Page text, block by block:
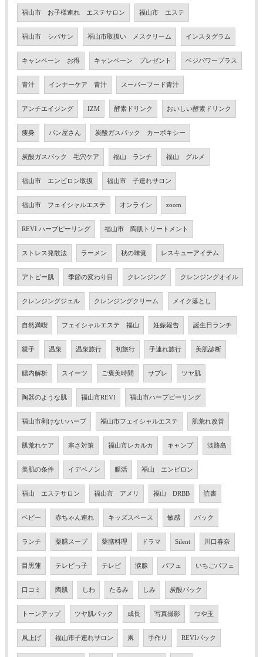
福山市 お子様連れ エステサロン 福山市 エステ
福山市 シバサン 福山市取扱い メスクリーム インスタグラム
キャンペーン お得 キャンペーン プレゼント ベジパワープラス
青汁 インナーケア 青汁 スーパーフード青汁
アンチエイジング IZM 酵素ドリンク おいしい酵素ドリンク
痩身 パン屋さん 炭酸ガスパック カーボキシー
炭酸ガスパック 毛穴ケア 福山 ランチ 福山 グルメ
福山市 エンビロン取扱 福山市 子連れサロン
福山市 フェイシャルエステ オンライン zoom
REVI ハーブピーリング 福山市 陶肌トリートメント
ストレス発散法 ラーメン 秋の味覚 レスキューアイテム
アトピー肌 季節の変わり目 クレンジング クレンジングオイル
クレンジングジェル クレンジングクリーム メイク落とし
自然満喫 フェイシャルエステ 福山 妊娠報告 誕生日ランチ
親子 温泉 温泉旅行 初旅行 子連れ旅行 美肌診断
腸内解析 スイーツ ご褒美時間 サブレ ツヤ肌
陶器のような肌 福山市REVI 福山市ハーブピーリング
福山市剥けないハーブ 福山市フェイシャルエステ 肌荒れ改善
肌荒れケア 寒さ対策 福山市レカルカ キャンプ 淡路島
美肌の条件 イデベノン 腸活 福山 エンビロン
福山 エステサロン 福山市 アメリ 福山 DRBB 読書
ベビー 赤ちゃん連れ キッズスペース 敏感 パック
ランチ 薬膳スープ 薬膳料理 ドラマ Silent 川口春奈
目黒蓮 テレビっ子 テレビ 涙腺 パフェ いちごパフェ
口コミ 陶肌 しわ たるみ しみ 炭酸パック
トーンアップ ツヤ肌パック 成長 写真撮影 つや玉
凧上げ 福山市子連れサロン 凧 手作り REVIパック